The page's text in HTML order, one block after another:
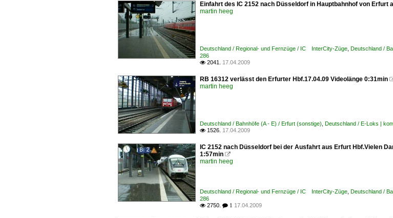
Einfahrt des IC 2152 nach Düsseldorf in Hauptbahnhof von Erfurt
martin heeg
Deutschland / Regional- und Fernzüge / IC InterCity-Züge Deutschland /
286
 2041. 17.04.2009
RB 16312 verlässt den Erfurter Hbf.17.04.09 Videolänge 0:31min
martin heeg
Deutschland / Bahnhöfe (A - E) / Erfurt (sonstige) Deutschland / E-Loks |
 1526. 17.04.2009
IC 2152 nach Düsseldorf bei der Ausfahrt aus Erfurt Hbf.Vielen
1:57min 
martin heeg
Deutschland / Regional- und Fernzüge / IC InterCity-Züge Deutschland /
286
 2750.  1 17.04.2009